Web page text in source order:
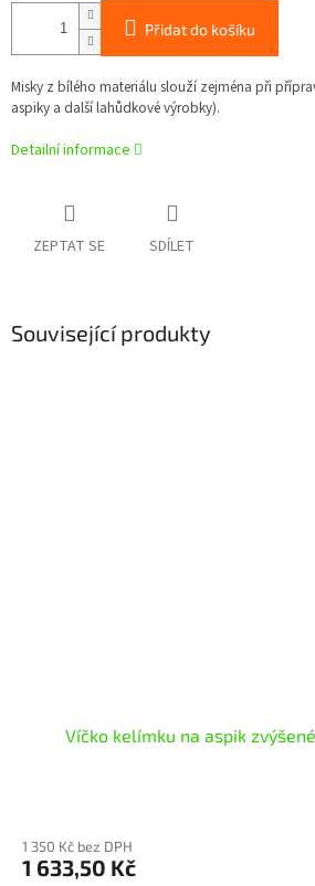
Přidat do košíku
Misky z bílého materiálu slouží zejména při
aspiky a další lahůdkové výrobky).
Detailní informace
ZEPTAT SE SDÍLET
Související produkty
Víčko kelímku na aspik
1 350 Kč bez DPH
1 633,50 Kč